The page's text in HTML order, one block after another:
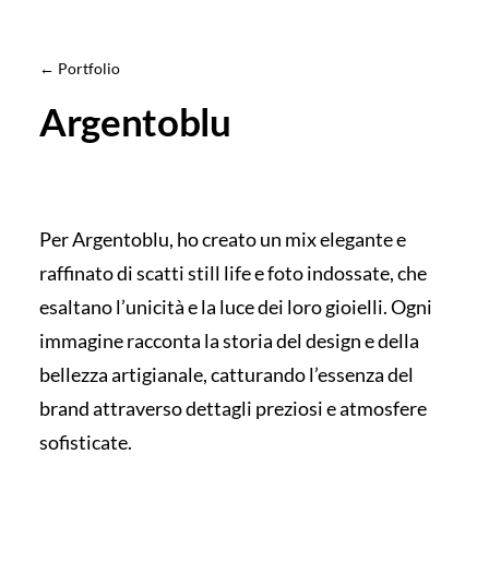
← Portfolio
Argentoblu
Per Argentoblu, ho creato un mix elegante e
raffinato di scatti still life e foto indossate, che
esaltano l’unicità e la luce dei loro gioielli. Ogni
immagine racconta la storia del design e della
bellezza artigianale, catturando l’essenza del
brand attraverso dettagli preziosi e atmosfere
sofisticate.